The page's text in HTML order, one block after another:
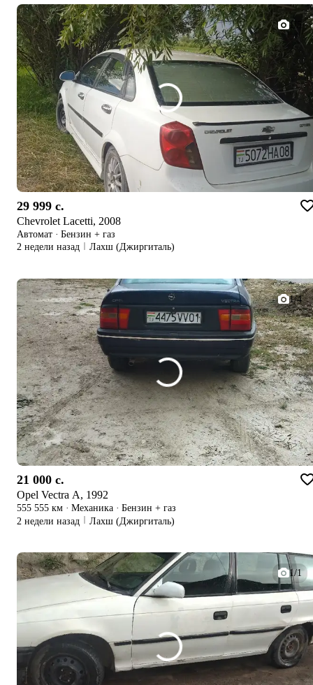
1/5
29 999 c.
Chevrolet Lacetti, 2008
Автомат · Бензин + газ
2 недели назад
Лахш (Джиргиталь)
1/4
21 000 c.
Opel Vectra A, 1992
555 555 км · Механика · Бензин + газ
2 недели назад
Лахш (Джиргиталь)
1/1